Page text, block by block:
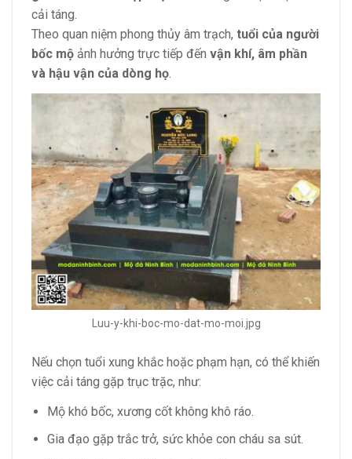
cải táng.
Theo quan niệm phong thủy âm trạch, tuổi của người
bốc mộ ảnh hưởng trực tiếp đến vận khí, âm phần
và hậu vận của dòng họ
Luu-y-khi-boc-mo-dat-mo-moi.jpg
Nếu chọn tuổi xung khắc hoặc phạm hạn, có thể khiến
việc cải táng gặp trục trặc, như:
Mộ khó bốc, xương cốt không khô ráo.
Gia đạo gặp trắc trở, sức khỏe con cháu sa sút.